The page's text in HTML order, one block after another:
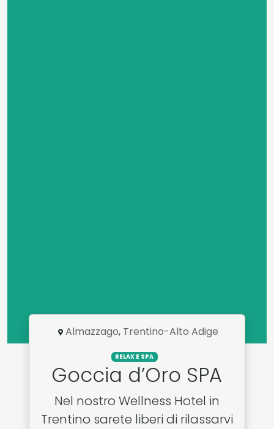
Almazzago, Trentino-Alto Adige
RELAX E SPA
Goccia d’Oro SPA
Nel nostro Wellness Hotel in
Trentino sarete liberi di rilassarvi